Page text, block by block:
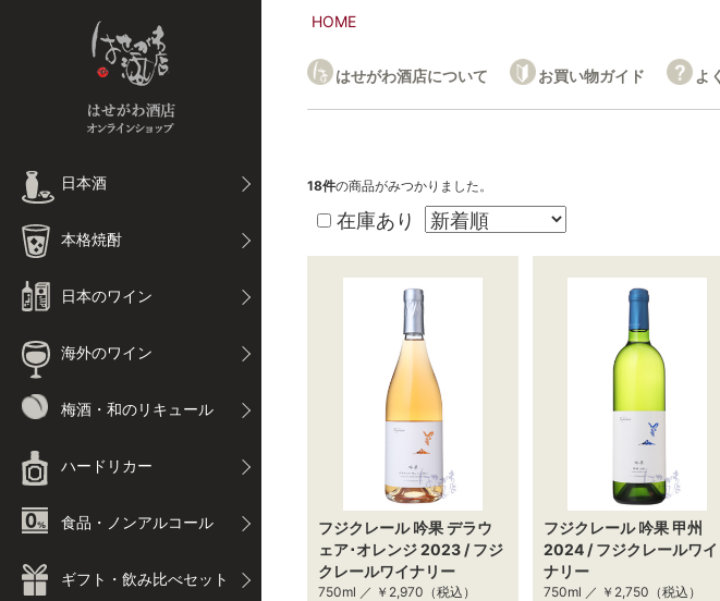
日本酒
本格焼酎
日本のワイン
海外のワイン
梅酒・和のリキュール
ハードリカー
食品・ノンアルコール
ギフト・飲み比べセット
HOME
はせがわ酒店について お買い物ガイド よ
18件の商品がみつかりました。
在庫あり
フジクレール 吟果 デラウ
ェア･オレンジ 2023 / フジ
クレールワイナリー
750ml ／ ￥2,970 （税込）
フジクレール 吟果 甲州
2024 / フジクレールワイ
ナリー
750ml ／ ￥2,750 （税込）